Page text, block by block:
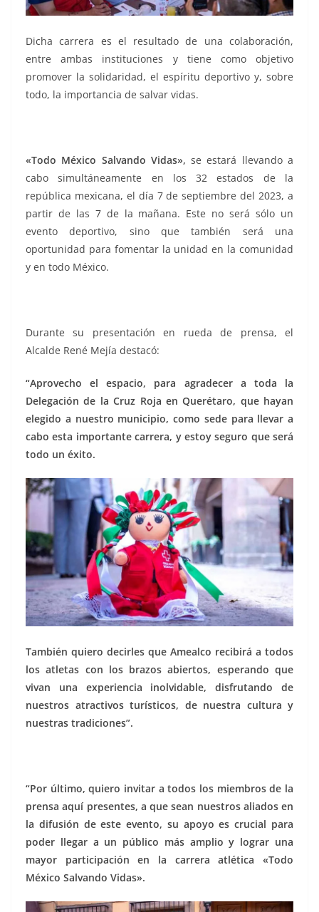
Dicha carrera es el resultado de una colaboración,
entre ambas instituciones y tiene como objetivo
promover la solidaridad, el espíritu deportivo y, sobre
todo, la importancia de salvar vidas.
«Todo México Salvando Vidas», se estará llevando a
cabo simultáneamente en los 32 estados de la
república mexicana, el día 7 de septiembre del 2023, a
partir de las 7 de la mañana. Este no será sólo un
evento deportivo, sino que también será una
oportunidad para fomentar la unidad en la comunidad
y en todo México.
Durante su presentación en rueda de prensa, el
Alcalde René Mejía destacó:
“Aprovecho el espacio, para agradecer a toda la
Delegación de la Cruz Roja en Querétaro, que hayan
elegido a nuestro municipio, como sede para llevar a
cabo esta importante carrera, y estoy seguro que será
todo un éxito.
También quiero decirles que Amealco recibirá a todos
los atletas con los brazos abiertos, esperando que
vivan una experiencia inolvidable, disfrutando de
nuestros atractivos turísticos, de nuestra cultura y
nuestras tradiciones”.
“Por último, quiero invitar a todos los miembros de la
prensa aquí presentes, a que sean nuestros aliados en
la difusión de este evento, su apoyo es crucial para
poder llegar a un público más amplio y lograr una
mayor participación en la carrera atlética «Todo
México Salvando Vidas».